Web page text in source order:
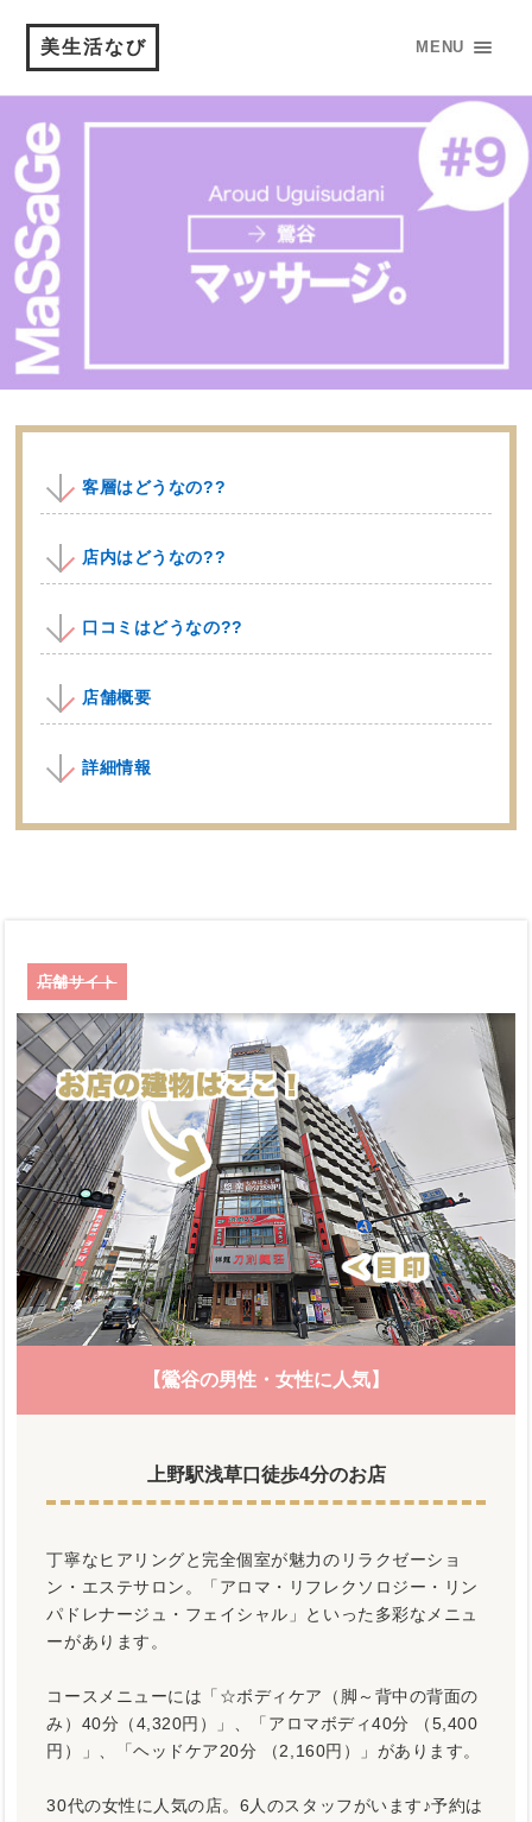
美生活なび MENU
客層はどうなの??
店内はどうなの??
口コミはどうなの??
店舗概要
詳細情報
店舗サイト
【鶯谷の男性・女性に人気】
上野駅浅草口徒歩4分のお店
丁寧なヒアリングと完全個室が魅力のリラクゼーショ
ン・エステサロン。「アロマ・リフレクソロジー・リン
パドレナージュ・フェイシャル」といった多彩なメニュ
ーがあります。
コースメニューには「☆ボディケア（脚～背中の背面の
み）40分（4,320円）」、「アロマボディ40分 （5,400
円）」、「ヘッドケア20分 （2,160円）」があります。
30代の女性に人気の店。6人のスタッフがいます♪予約は